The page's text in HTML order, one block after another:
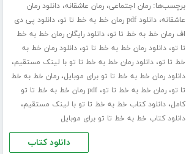
برچسب‌ها:رمان اجتماعی،رمان عاشقانه،دانلود رمان
عاشقانه،دانلود pdf رمان خط به خط تا تو ،دانلود پی دی
اف رمان خط به خط تا تو،دانلود رایگان رمان خط به خط
تا تو،دانلود رمان خط به خط تا تو،دانلود رمان خط به
خط تا تو،دانلود رمان خط به خط تا تو با لینک مستقیم،
دانلود رمان خط به خط تا تو برای موبایل،رمان خط به خط
تا تو،رمان خط به خط تا تو،
pdf رمان خط به خط تا تو
کامل،دانلود کتاب خط به خط تا تو با لینک مستقیم،
دانلود کتاب خط به خط تا تو برای موبایل
دانلود کتاب